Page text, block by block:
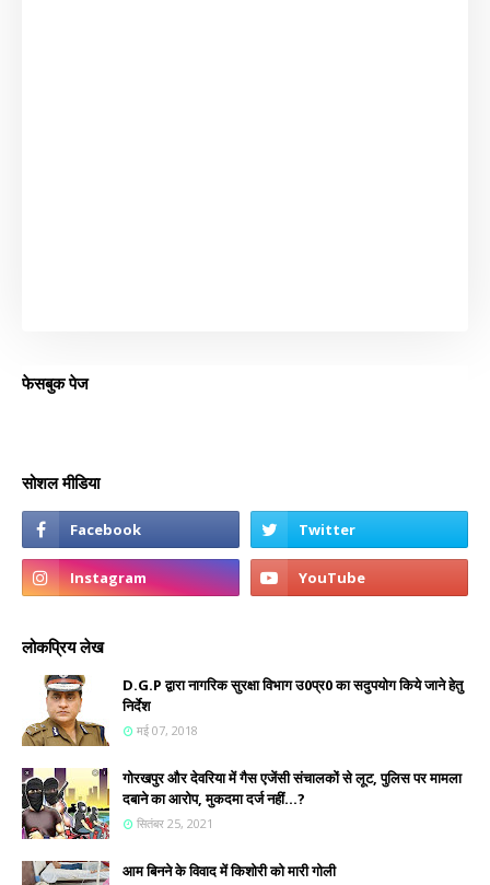
फेसबुक पेज
सोशल मीडिया
लोकप्रिय लेख
D.G.P द्वारा नागरिक सुरक्षा विभाग उ0प्र0 का सदुपयोग किये जाने हेतु
निर्देश
मई 07, 2018
गोरखपुर और देवरिया में गैस एजेंसी संचालकों से लूट, पुलिस पर मामला
दबाने का आरोप, मुकदमा दर्ज नहीं...?
सितंबर 25, 2021
आम बिनने के विवाद में किशोरी को मारी गोली